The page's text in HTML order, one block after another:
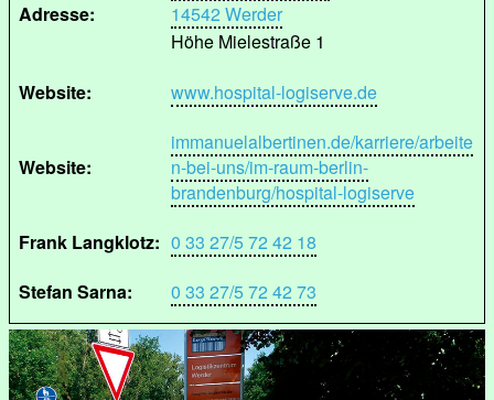
Adresse:
14542 Werder
Höhe Mielestraße 1
Website:
www.hospital-logiserve.de
Website:
immanuelalbertinen.de/karriere/arbeite
n-bei-uns/im-raum-berlin-
brandenburg/hospital-logiserve
Frank Langklotz: 0 33 27/5 72 42 18
Stefan Sarna:
0 33 27/5 72 42 73